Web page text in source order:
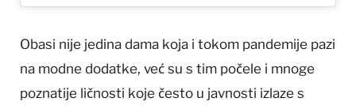
Obasi nije jedina dama koja i tokom pandemije pazi
na modne dodatke, već su s tim počele i mnoge
poznatije ličnosti koje često u javnosti izlaze s